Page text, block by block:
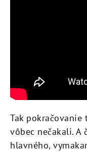
Tak
vôbec nečakali. A
hlavného,